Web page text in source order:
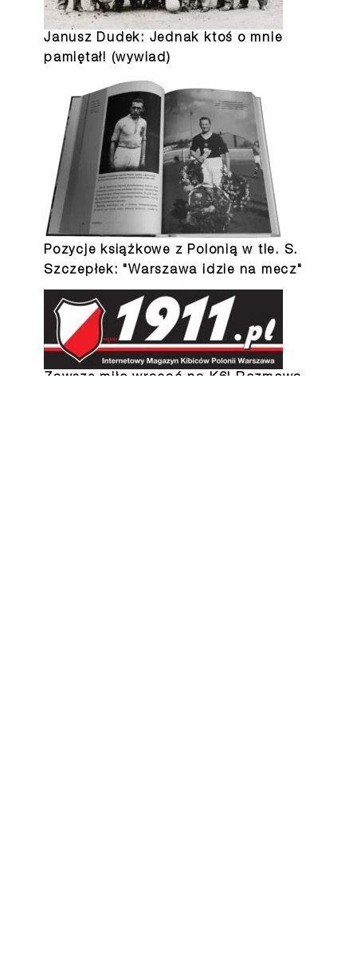
Janusz Dudek: Jednak ktoś o mnie
pamiętał! (wywiad)
Pozycje książkowe z Polonią w tle. S.
Szczepłek: "Warszawa idzie na mecz"
Zawsze miło wracać na K6! Rozmowa